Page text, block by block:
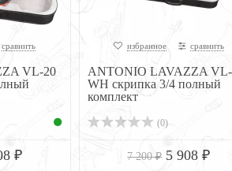
сравнить
VL-20
₽
избранное сравнить
ANTONIO LAVAZZA
WH скрипка 3/4 полный
комплект
(0)
7 200 ₽ 5 908 ₽